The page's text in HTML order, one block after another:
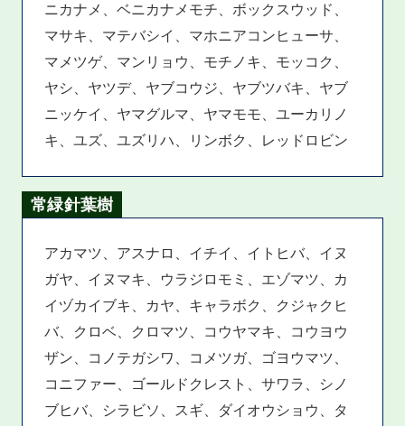
ニカナメ、ベニカナメモチ、ボックスウッド、
マサキ、マテバシイ、マホニアコンヒューサ、
マメツゲ、マンリョウ、モチノキ、モッコク、
ヤシ、ヤツデ、ヤブコウジ、ヤブツバキ、ヤブ
ニッケイ、ヤマグルマ、ヤマモモ、ユーカリノ
キ、ユズ、ユズリハ、リンボク、レッドロビン
常緑針葉樹
アカマツ、アスナロ、イチイ、イトヒバ、イヌ
ガヤ、イヌマキ、ウラジロモミ、エゾマツ、カ
イヅカイブキ、カヤ、キャラボク、クジャクヒ
バ、クロベ、クロマツ、コウヤマキ、コウヨウ
ザン、コノテガシワ、コメツガ、ゴヨウマツ、
コニファー、ゴールドクレスト、サワラ、シノ
ブヒバ、シラビソ、スギ、ダイオウショウ、タ